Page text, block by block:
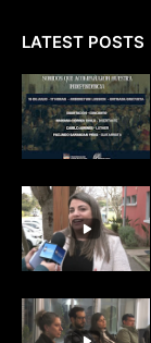
LATEST POSTS